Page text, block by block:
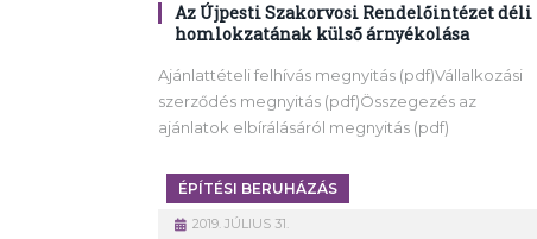
Az Újpesti Szakorvosi Rendelőintézet déli
homlokzatának külső árnyékolása
Ajánlattételi felhívás megnyitás (pdf)Vállalkozási
szerződés megnyitás (pdf)Összegezés az
ajánlatok elbírálásáról megnyitás (pdf)
ÉPÍTÉSI BERUHÁZÁS
2019. JÚLIUS 31.